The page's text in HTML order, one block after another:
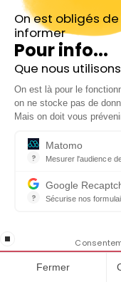
On est obligés de
informer
Pour info...
Que nous
On est là pour le
on ne stocke pas de
Mais on doit vous
?
Matomo
Mesurer l'audience
?
Google
Sécurise nos
stop loading
Fermer
marchés
crypto et
questions.
Participer aux
politique de